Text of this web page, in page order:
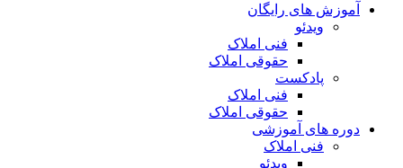
آموزش های رایگان
ویدئو
فنی املاک
حقوقی املاک
پادکست
فنی املاک
حقوقی املاک
دوره های آموزشی
فنی املاک
ویدئو